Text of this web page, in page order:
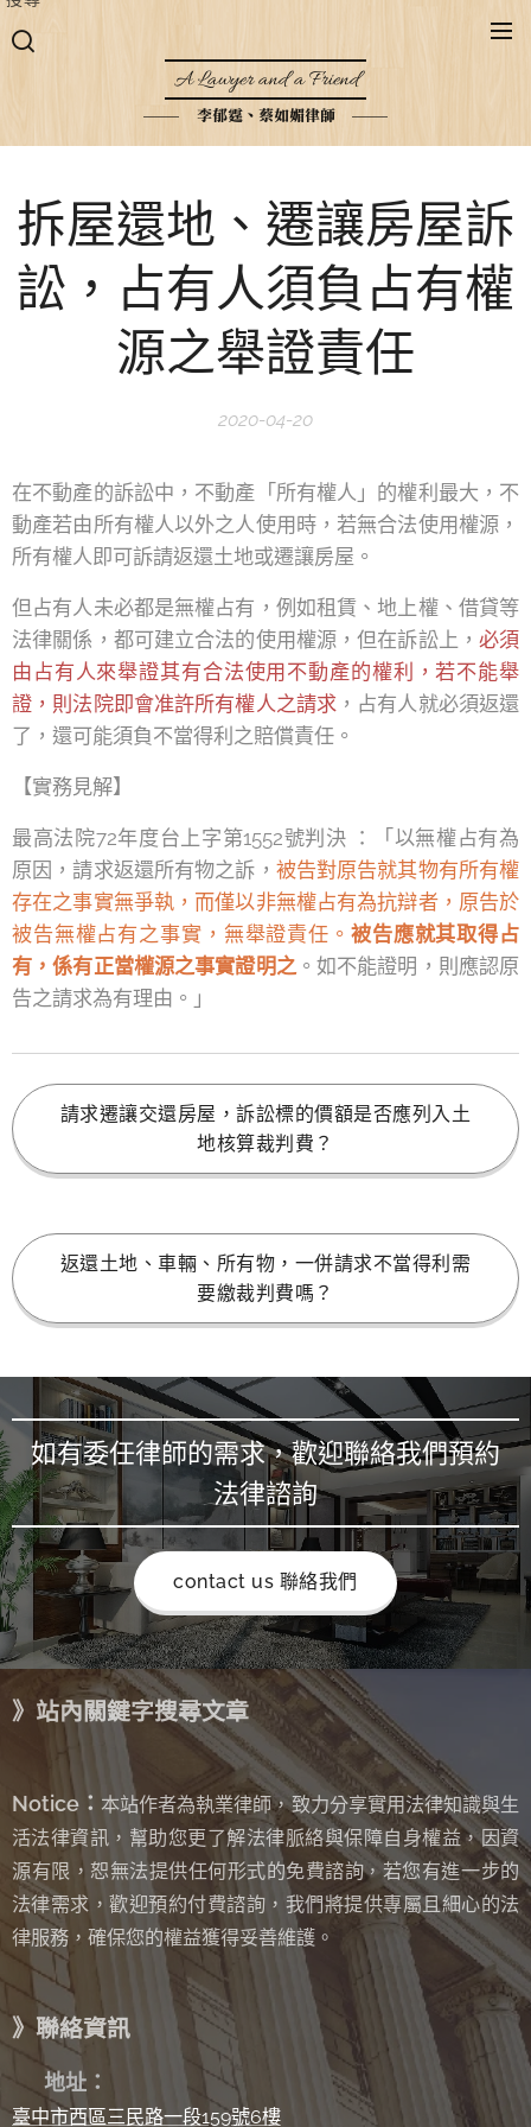
A Lawyer and a Friend
李郁霆、蔡如媚律師
拆屋還地、遷讓房屋訴
訟，占有人須負占有權
源之舉證責任
2020-04-20
在不動產的訴訟中，不動產「所有權人」的權利最大，不
動產若由所有權人以外之人使用時，若無合法使用權源，
所有權人即可訴請返還土地或遷讓房屋。
但占有人未必都是無權占有，例如租賃、地上權、借貸等
法律關係，都可建立合法的使用權源，但在訴訟上， 必須
由占有人來舉證其有合法使用不動產的權利，若不能舉
證，則法院即會准許所有權人之請求 ，占有人就必須返還
了，還可能須負不當得利之賠償責任。
【實務見解】
最高法院72年度台上字第1552號判決 ：「以無權占有為
原因，請求返還所有物之訴， 被告對原告就其物有所有權
存在之事實無爭執，而僅以非無權占有為抗辯者，原告於
被告無權占有之事實，無舉證責任。 被告應就其取得占
有，係有正當權源之事實證明之。如不能證明，則應認原
告之請求為有理由。」
請求遷讓交還房屋，訴訟標的價額是否應列入土
地核算裁判費？
返還土地、車輛、所有物，一併請求不當得利需
要繳裁判費嗎？
如有委任律師的需求，歡迎聯絡我們預約
法律諮詢
contact us 聯絡我們
》站內關鍵字搜尋文章
Notice： 本站作者為執業律師，致力分享實用法律知識與生
活法律資訊，幫助您更了解法律脈絡與保障自身權益，因資
源有限，恕無法提供任何形式的免費諮詢， 若您有進一步的
法律需求，歡迎預約付費諮詢，我們將提供專屬且細心的法
律服務，確保您的權益獲得妥善維護。
》聯絡資訊
地址：
臺中市西區三民路一段159號6樓